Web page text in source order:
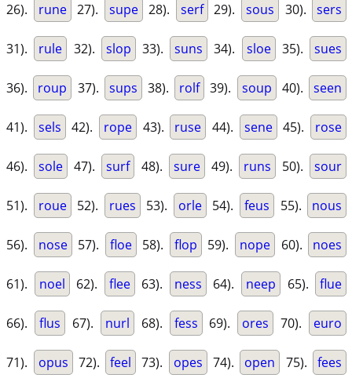
26). rune 27). supe 28). serf 29). sous 30). sers
31). rule 32). slop 33). suns 34). sloe 35). sues
36). roup 37). sups 38). rolf 39). soup 40). seen
41). sels 42). rope 43). ruse 44). sene 45). rose
46). sole 47). surf 48). sure 49). runs 50). sour
51). roue 52). rues 53). orle 54). feus 55). nous
56). nose 57). floe 58). flop 59). nope 60). noes
61). noel 62). flee 63). ness 64). neep 65). flue
66). flus 67). nurl 68). fess 69). ores 70). euro
71). opus 72). feel 73). opes 74). open 75). fees